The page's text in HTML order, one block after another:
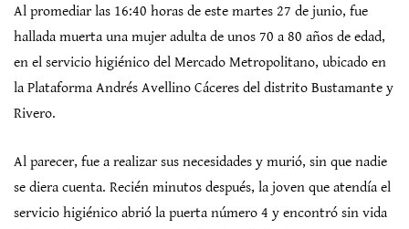
Al promediar las 16:40 horas de este martes 27 de junio, fue
hallada muerta una mujer adulta de unos 70 a 80 años de edad,
en el servicio higiénico del Mercado Metropolitano, ubicado en
la Plataforma Andrés Avellino Cáceres del distrito Bustamante y
Rivero.
Al parecer, fue a realizar sus necesidades y murió, sin que nadie
se diera cuenta. Recién minutos después, la joven que atendía el
servicio higiénico abrió la puerta número 4 y encontró sin vida